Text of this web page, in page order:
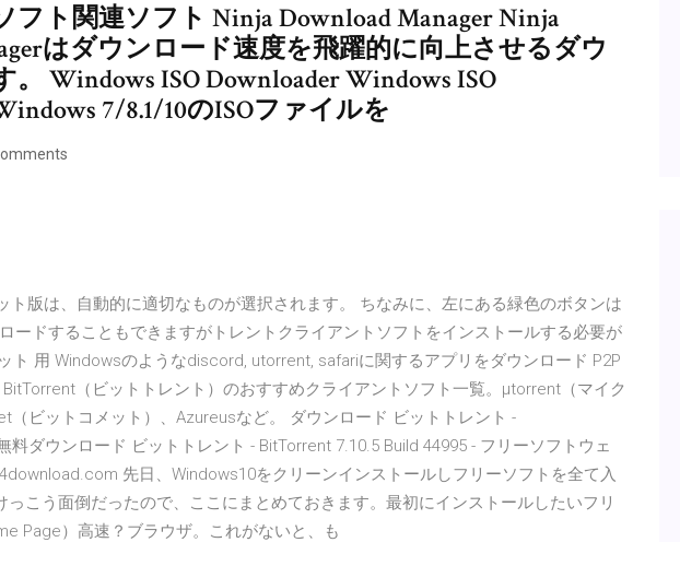
フト関連ソフト Ninja Download Manager Ninja
はダウンロード速度を飛躍的に向上させるダウ
Windows ISO Downloader Windows ISO
7/8.1/10のISOファイルを
ト版は、自動的に適切なものが選択されます。 ちなみに、左にある緑色のボタンは
ードすることもできますがトレントクライアントソフトをインストールする必要が
ト 用 Windowsのようなdiscord, utorrent, safariに関するアプリをダウンロード P2P
（ビットトレント）のおすすめクライアントソフト一覧。μtorrent（マイク
（ビットコメット）、Azureusなど。 ダウンロード ビットトレント -
料ダウンロード ビットトレント - BitTorrent 7.10.5 Build 44995 - フリーソフトウェ
先日、Windows10をクリーンインストールしフリーソフトを全て入
っこう面倒だったので、ここにまとめておきます。最初にインストールしたいフリ
Page）高速？ブラウザ。これがないと、も